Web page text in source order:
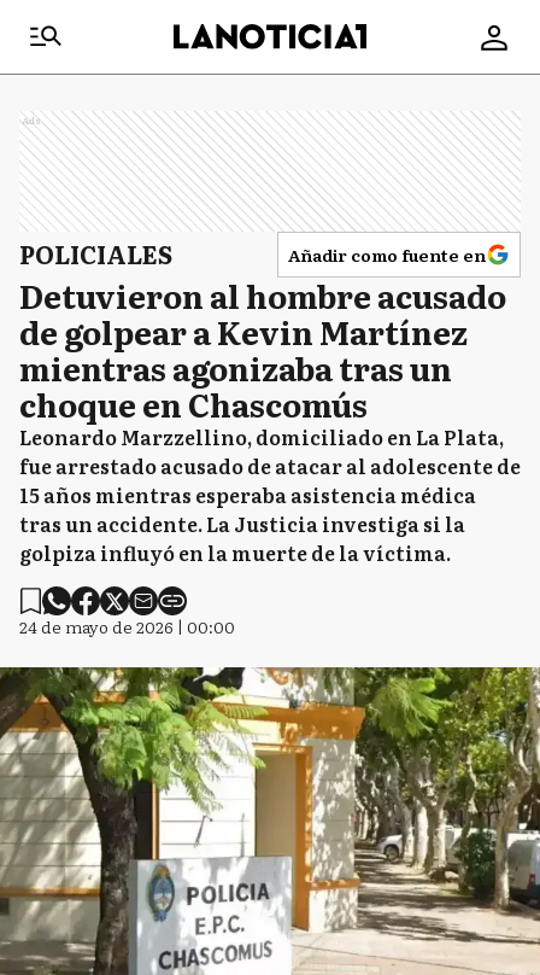
Ads
POLICIALES Añadir como fuente en
Detuvieron al hombre acusado
de golpear a Kevin Martínez
mientras agonizaba tras un
choque en Chascomús
Leonardo Marzzellino, domiciliado en La Plata,
fue arrestado acusado de atacar al adolescente de
15 años mientras esperaba asistencia médica
tras un accidente. La Justicia investiga si la
golpiza influyó en la muerte de la víctima.
24 de mayo de 2026 | 00:00